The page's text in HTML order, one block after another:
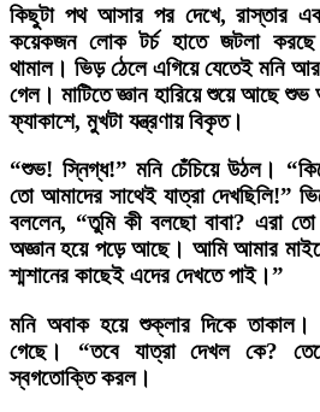
কিছুটা পথ আসার পর দেখে, রাস্তার
কয়েকজন লোক টর্চ হাতে জটলা
থামাল। ভিড় ঠেলে এগিয়ে যেতেই মনি
গেল। মাটিতে জ্ঞান হারিয়ে শুয়ে আছে
ফ্যাকাশে, মুখটা যন্ত্রণায় বিকৃত।
“শুভ! স্নিগ্ধ!” মনি চেঁচিয়ে উঠল।
তো আমাদের সাথেই যাত্রা দেখছিলি!”
বললেন, “তুমি কী বলছো বাবা? এরা তো
অজ্ঞান হয়ে পড়ে আছে। আমি আমার
শ্মশানের কাছেই এদের দেখতে পাই।”
মনি অবাক হয়ে শুক্লার দিকে
গেছে। “তবে যাত্রা দেখল কে?
স্বগতোক্তি করল।